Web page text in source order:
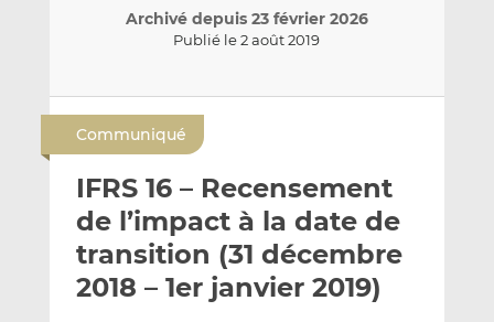
Archivé depuis 23 février 2026
Publié le 2 août 2019
y
e
r
p
a
a
g
e
r
s
a
g
e
r
s
Communiqué
IFRS 16 – Recensement
de l’impact à la date de
transition (31 décembre
2018 – 1er janvier 2019)